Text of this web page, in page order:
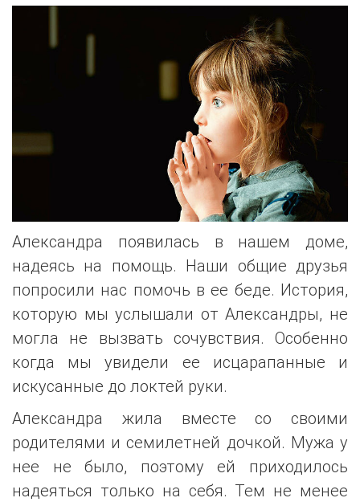
Александра появилась в нашем доме,
надеясь на помощь. Наши общие друзья
попросили нас помочь в ее беде. История,
которую мы услышали от Александры, не
могла не вызвать сочувствия. Особенно
когда мы увидели ее исцарапанные и
искусанные до локтей руки.
Александра жила вместе со своими
родителями и семилетней дочкой. Мужа у
нее не было, поэтому ей приходилось
надеяться только на себя. Тем не менее